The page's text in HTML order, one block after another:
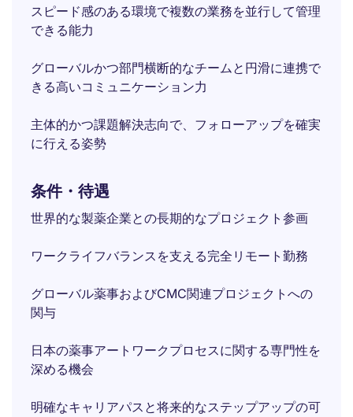
スピード感のある環境で複数の業務を並行して管理
できる能力
グローバルかつ部門横断的なチームと円滑に連携で
きる高いコミュニケーション力
主体的かつ課題解決志向で、フォローアップを確実
に行える姿勢
条件・待遇
世界的な製薬企業との長期的なプロジェクト参画
ワークライフバランスを支える完全リモート勤務
グローバル薬事およびCMC関連プロジェクトへの
関与
日本の薬事アートワークプロセスに関する専門性を
深める機会
明確なキャリアパスと将来的なステップアップの可